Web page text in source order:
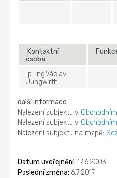
Kontaktní
osoba
p. Ing.Václav
Jungwirth
další informace
Nalezení subjektu v
Nalezení subjektu v
Nalezení subjektu na mapě:
Datum uveřejnění: 17.6.2003
Poslední změna: 6.7.2017